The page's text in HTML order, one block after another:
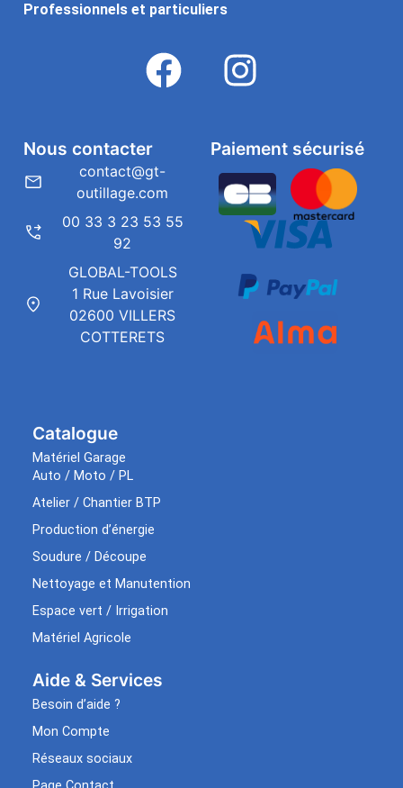
Professionnels et particuliers
Catalogue
Matériel Garage
Auto / Moto / PL
Atelier / Chantier BTP
Production d’énergie
Soudure / Découpe
Nettoyage et Manutention
Espace vert / Irrigation
Matériel Agricole
Aide & Services​
Besoin d’aide ?
Mon Compte
Réseaux sociaux
Paiement sécurisé
Nous contacter
contact@gt-
outillage.com
00 33 3 23 53 55
92
GLOBAL-TOOLS
1 Rue Lavoisier
02600 VILLERS
COTTERETS